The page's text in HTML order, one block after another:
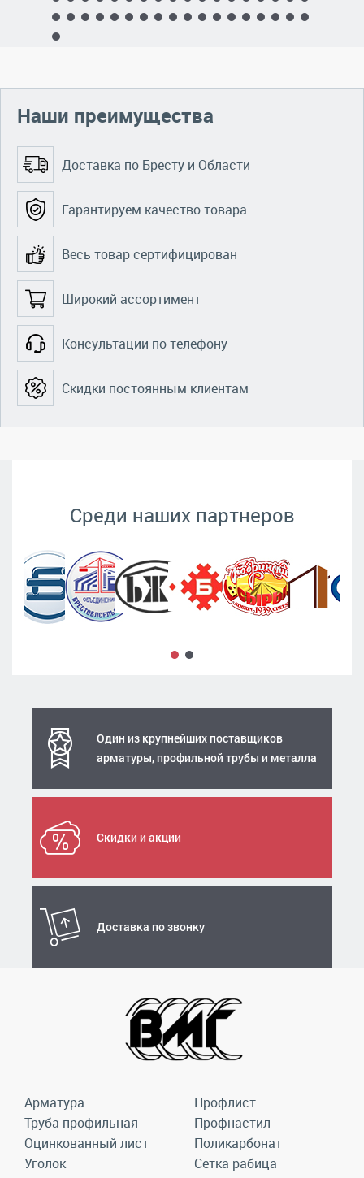
Наши преимущества
Доставка по Бресту и Области
Гарантируем качество товара
Весь товар сертифицирован
Широкий ассортимент
Консультации по телефону
Скидки постоянным клиентам
Среди наших партнеров
Один из крупнейших поставщиков
арматуры, профильной трубы и металла
Скидки и акции
Доставка по звонку
Арматура
Труба профильная
Оцинкованный лист
Уголок
Профлист
Профнастил
Поликарбонат
Сетка рабица